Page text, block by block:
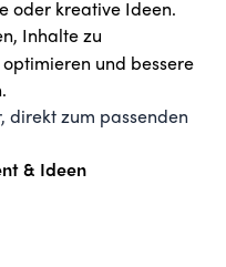
oder kreative Ideen.
Inhalte zu
und bessere
direkt zum passenden
& Ideen